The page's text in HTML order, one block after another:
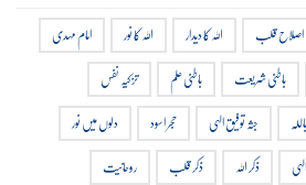
اصلاح قلب اللہ کا دیدار اللہ کا نور
امام مہدی
باطنی شریعت باطنی علم
تزکیہ نفس
جثہ توفیق الہی حجر اسود
دلوں میں نور
ذکر اللہ ذکر قلب
روحانیت